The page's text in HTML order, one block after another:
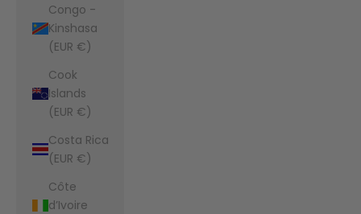
Congo -
Kinshasa
(EUR €)
Cook
Islands
(EUR €)
Costa Rica
(EUR €)
Côte
d’Ivoire